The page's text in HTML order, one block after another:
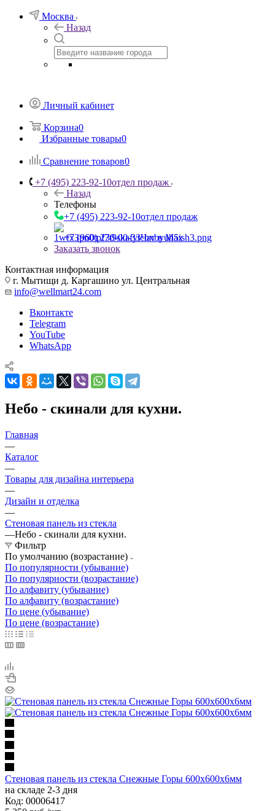
Москва
Назад
Личный кабинет
Корзина0
Избранные товары0
Сравнение товаров0
+7 (495) 223-92-10отдел продаж
Назад
Телефоны
+7 (495) 223-92-10отдел продаж
+7 (960) 230-00-33Чат в Max
Заказать звонок
Контактная информация
г. Мытищи д. Каргашино ул. Центральная
info@wellmart24.com
Вконтакте
Telegram
YouTube
WhatsApp
Небо - скинали для кухни.
Главная
—
Каталог
—
Товары для дизайна интерьера
—
Дизайн и отделка
—
Стеновая панель из стекла
—Небо - скинали для кухни.
Фильтр
По умолчанию (возрастание)
По популярности (убывание)
По популярности (возрастание)
По алфавиту (убывание)
По алфавиту (возрастание)
По цене (убывание)
По цене (возрастание)
Стеновая панель из стекла Снежные Горы 600x600x6мм
на складе 2-3 дня
Код: 00006417